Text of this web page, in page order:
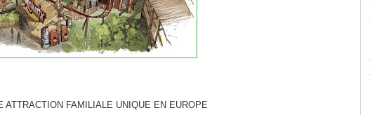
ATTRACTION FAMILIALE UNIQUE EN EUROPE